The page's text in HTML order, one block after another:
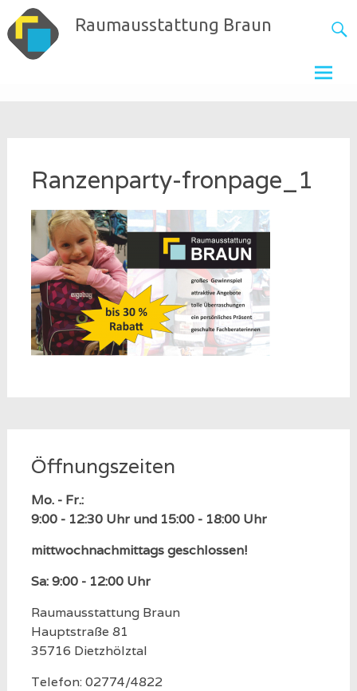
Skip
to
content
Raumausstattung Braun
Ranzenparty-fronpage_1
Öffnungszeiten
Mo. - Fr.:
9:00 - 12:30 Uhr und 15:00 - 18:00 Uhr
mittwochnachmittags geschlossen!
Sa: 9:00 - 12:00 Uhr
Raumausstattung Braun
Hauptstraße 81
35716 Dietzhölztal
Telefon: 02774/4822